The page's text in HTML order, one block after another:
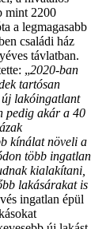
mint 2200
a legmagasabb
családi ház
távlatban.
„2020-ban
tartósan
lakóingatlant
pedig akár a 40
kínálat növeli a
több ingatlan
kialakítani,
lakásárakat is
ingatlan épül